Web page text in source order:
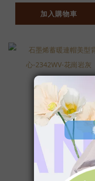
加入購物車